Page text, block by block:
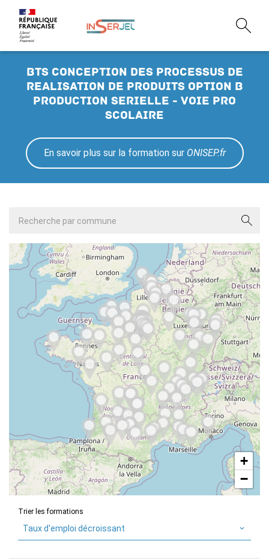
BTS conception des processus de
realisation de produits option b
production serielle - Voie pro
scolaire
En savoir plus sur la formation sur ONISEP.fr
Trier les formations
Taux d'emploi décroissant
+
−